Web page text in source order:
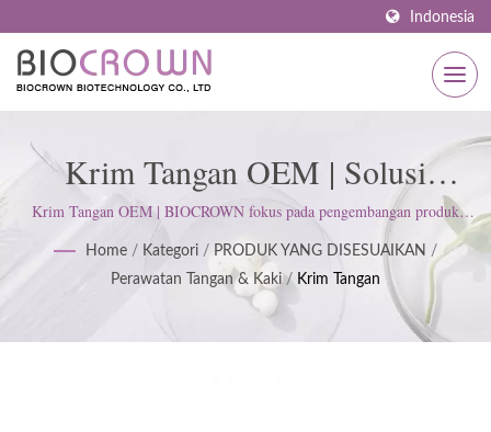
Indonesia
Krim Tangan OEM | Solusi
Perawatan Kulit Yang
Disesuaikan: Serum, Masker
Wajah, Perawatan Tubuh &
Lainnya
Krim Tangan OEM | BIOCROWN fokus pada pengembangan produk
perawatan kulit. Kami mengikuti standar ISO22716 dan Praktik
Manufaktur yang Baik (GMP); menjunjung tinggi sikap ketat untuk
memenuhi harapan pelanggan.
Home / Kategori / PRODUK YANG DISESUAIKAN /
Perawatan Tangan & Kaki / Krim Tangan